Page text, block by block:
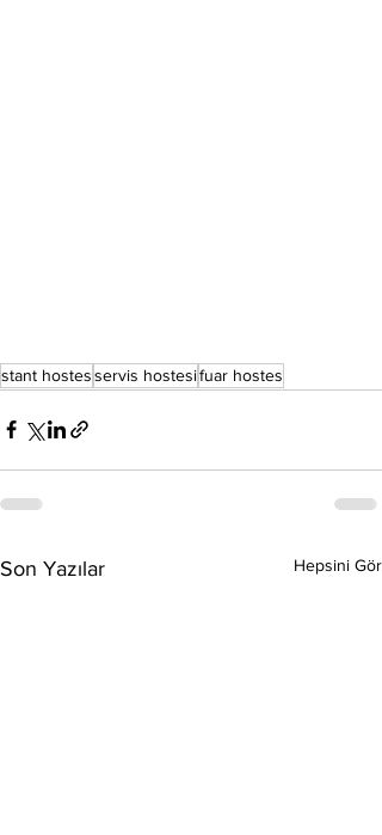
stant hostesservis hostesifuar hostes
Son Yazılar Hepsini Gör